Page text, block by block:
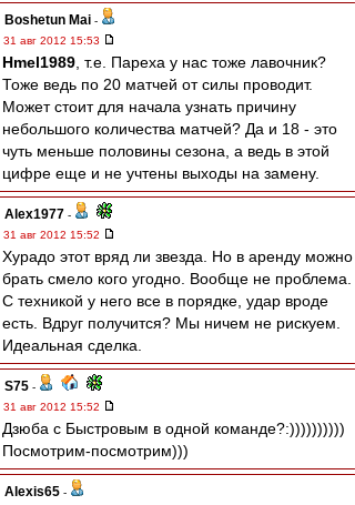
Boshetun Mai -
31 авг 2012 15:53
Hmel1989 , т.е. Пареха у нас тоже лавочник?
Тоже ведь по 20 матчей от силы проводит.
Может стоит для начала узнать причину
небольшого количества матчей? Да и 18 - это
чуть меньше половины сезона, а ведь в этой
цифре еще и не учтены выходы на замену.
Alex1977 -
31 авг 2012 15:52
Хурадо этот вряд ли звезда. Но в аренду можно
брать смело кого угодно. Вообще не проблема.
С техникой у него все в порядке, удар вроде
есть. Вдруг получится? Мы ничем не рискуем.
Идеальная сделка.
S75 -
31 авг 2012 15:52
Дзюба с Быстровым в одной команде?:))))))))))
Посмотрим-посмотрим)))
Alexis65 -